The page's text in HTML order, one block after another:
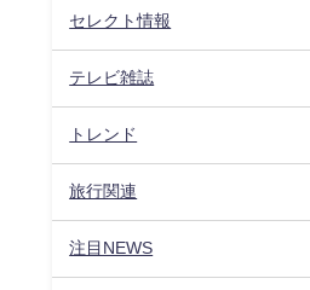
セレクト情報
テレビ雑誌
トレンド
旅行関連
注目NEWS